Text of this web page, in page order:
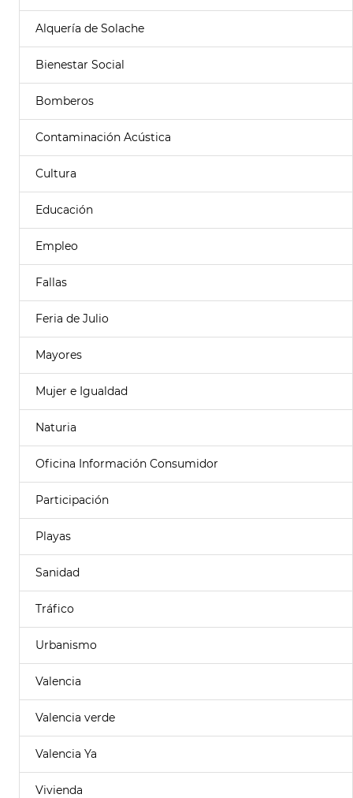
Alquería de Solache
Bienestar Social
Bomberos
Contaminación Acústica
Cultura
Educación
Empleo
Fallas
Feria de Julio
Mayores
Mujer e Igualdad
Naturia
Oficina Información Consumidor
Participación
Playas
Sanidad
Tráfico
Urbanismo
Valencia
Valencia verde
Valencia Ya
Vivienda